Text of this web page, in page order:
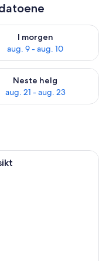
9
I morgen
aug. 9 - aug. 10
for i
14 - aug. 16
Neste helg
aug. 21 - aug. 23
for
standard, 1 soverom,